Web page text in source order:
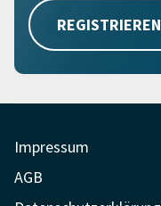
REGISTRIEREN
Impressum
AGB